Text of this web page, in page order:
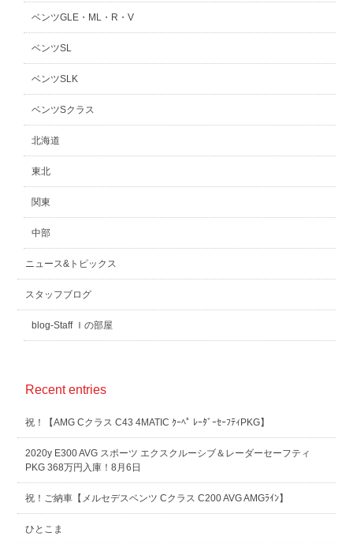
ベンツGLE・ML・R・V
ベンツSL
ベンツSLK
ベンツSクラス
北海道
東北
関東
中部
ニュース&トピックス
スタッフブログ
blog-Staff Ｉの部屋
Recent entries
祝！【AMG Cクラス C43 4MATIC ｸｰﾍﾟ ﾚｰﾀﾞｰｾｰﾌﾃｨPKG】
2020y E300 AVG スポーツ エクスクルーシブ＆レーダーセーフティ
PKG 368万円入庫！8月6日
祝！ご納車【メルセデスベンツ Cクラス C200 AVG AMGﾗｲﾝ】
ひとこま